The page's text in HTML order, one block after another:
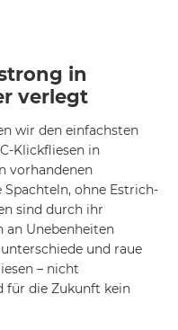
in
verlegt
wir den einfachsten
Klickfliesen in
vorhandenen
ohne Estrich-
sind durch ihr
an Unebenheiten
und raue
– nicht
für die Zukunft kein